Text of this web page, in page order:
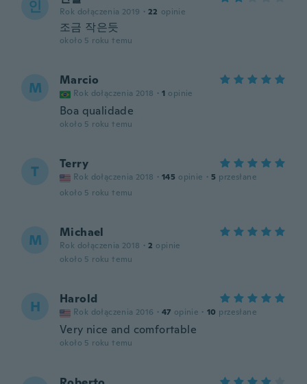
인 Rok dołączenia 2019 · 22 opinie
조금 작은듯
około 5 roku temu
M Marcio
Rok dołączenia 2018 · 1 opinie
Boa qualidade
około 5 roku temu
T Terry
Rok dołączenia 2018 · 145 opinie · 5 przesłane
około 5 roku temu
M Michael
Rok dołączenia 2018 · 2 opinie
około 5 roku temu
H Harold
Rok dołączenia 2016 · 47 opinie · 10 przesłane
Very nice and comfortable
około 5 roku temu